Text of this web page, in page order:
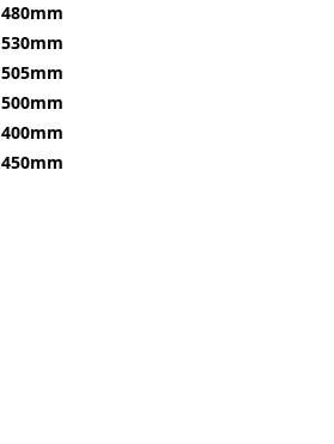
480mm
530mm
505mm
500mm
400mm
450mm